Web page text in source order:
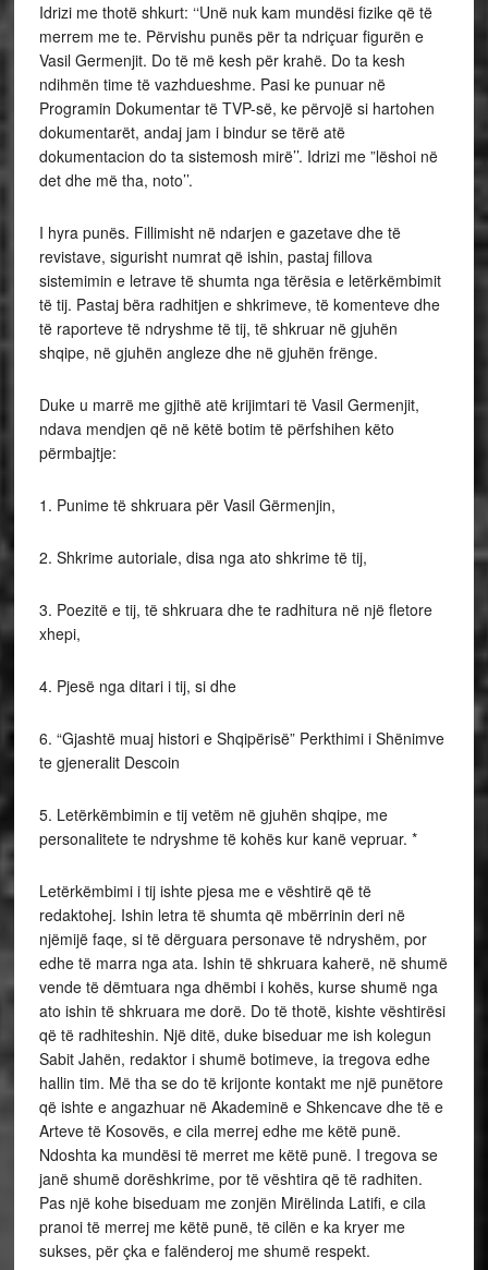
Idrizi me thotë shkurt: ‘‘Unë nuk kam mundësi fizike që të
merrem me te. Përvishu punës për ta ndriçuar figurën e
Vasil Germenjit. Do të më kesh për krahë. Do ta kesh
ndihmën time të vazhdueshme. Pasi ke punuar në
Programin Dokumentar të TVP-së, ke përvojë si hartohen
dokumentarët, andaj jam i bindur se tërë atë
dokumentacion do ta sistemosh mirë’’. Idrizi me ”lëshoi në
det dhe më tha, noto’’.
I hyra punës. Fillimisht në ndarjen e gazetave dhe të
revistave, sigurisht numrat që ishin, pastaj fillova
sistemimin e letrave të shumta nga tërësia e letërkëmbimit
të tij. Pastaj bëra radhitjen e shkrimeve, të komenteve dhe
të raporteve të ndryshme të tij, të shkruar në gjuhën
shqipe, në gjuhën angleze dhe në gjuhën frënge.
Duke u marrë me gjithë atë krijimtari të Vasil Germenjit,
ndava mendjen që në këtë botim të përfshihen këto
përmbajtje:
1. Punime të shkruara për Vasil Gërmenjin,
2. Shkrime autoriale, disa nga ato shkrime të tij,
3. Poezitë e tij, të shkruara dhe te radhitura në një fletore
xhepi,
4. Pjesë nga ditari i tij, si dhe
6. “Gjashtë muaj histori e Shqipërisë” Perkthimi i Shënimve
te gjeneralit Descoin
5. Letërkëmbimin e tij vetëm në gjuhën shqipe, me
personalitete te ndryshme të kohës kur kanë vepruar. *
Letërkëmbimi i tij ishte pjesa me e vështirë që të
redaktohej. Ishin letra të shumta që mbërrinin deri në
njëmijë faqe, si të dërguara personave të ndryshëm, por
edhe të marra nga ata. Ishin të shkruara kaherë, në shumë
vende të dëmtuara nga dhëmbi i kohës, kurse shumë nga
ato ishin të shkruara me dorë. Do të thotë, kishte vështirësi
që të radhiteshin. Një ditë, duke biseduar me ish kolegun
Sabit Jahën, redaktor i shumë botimeve, ia tregova edhe
hallin tim. Më tha se do të krijonte kontakt me një punëtore
që ishte e angazhuar në Akademinë e Shkencave dhe të e
Arteve të Kosovës, e cila merrej edhe me këtë punë.
Ndoshta ka mundësi të merret me këtë punë. I tregova se
janë shumë dorëshkrime, por të vështira që të radhiten.
Pas një kohe biseduam me zonjën Mirëlinda Latifi, e cila
pranoi të merrej me këtë punë, të cilën e ka kryer me
sukses, për çka e falënderoj me shumë respekt.